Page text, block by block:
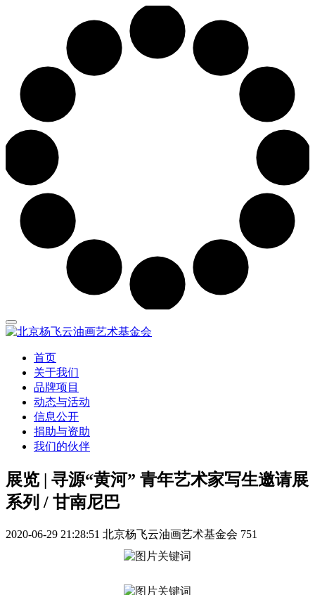
首页
关于我们
品牌项目
动态与活动
信息公开
捐助与资助
我们的伙伴
展览 | 寻源“黄河” 青年艺术家写生邀请展
系列 / 甘南尼巴
2020-06-29 21:28:51 北京杨飞云油画艺术基金会 751